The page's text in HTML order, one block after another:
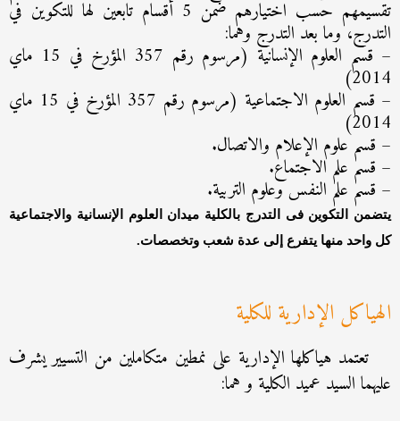
تقسيمهم حسب اختيارهم ضمن 5 أقسام تابعين لها للتكوين في
التدرج، وما بعد التدرج وهما:
– قسم العلوم الإنسانية (مرسوم رقم 357 المؤرخ في 15 ماي
2014)
– قسم العلوم الاجتماعية (مرسوم رقم 357 المؤرخ في 15 ماي
2014)
– قسم علوم الإعلام والاتصال.
– قسم علم الاجتماع.
– قسم علم النفس وعلوم التربية.
يتضمن التكوين فى التدرج بالكلية ميدان العلوم الإنسانية والاجتماعية
كل واحد منها يتفرع إلى عدة شعب وتخصصات.
الهياكل الإدارية للكلية
تعتمد هياكلها الإدارية على نمطين متكاملين من التسيير يشرف
عليهما السيد عميد الكلية و هما: